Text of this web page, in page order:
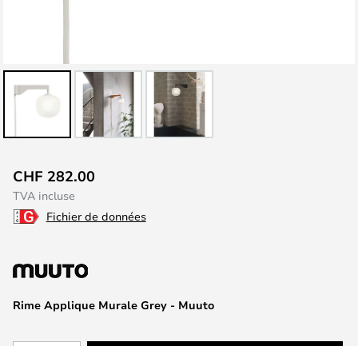
to
the
beginning
the
images
gallery
Rime Applique Murale Grey - Muuto
CHF 282.00
TVA incluse
Fichier de données